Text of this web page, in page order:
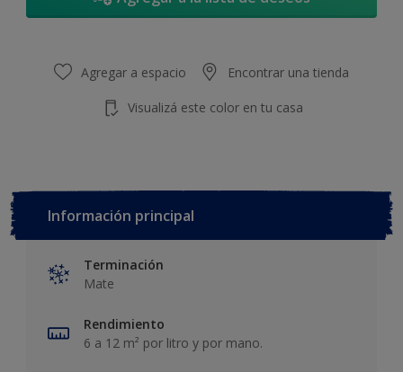
Agregar a espacio Encontrar una tienda
Visualizá este color en tu casa
Información principal
Terminación
Mate
Rendimiento
6 a 12 m² por litro y por mano.